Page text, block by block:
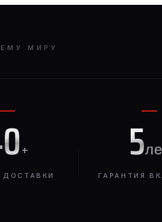
МИРУ
+
ДОСТАВКИ
5
ГАРАНТИЯ